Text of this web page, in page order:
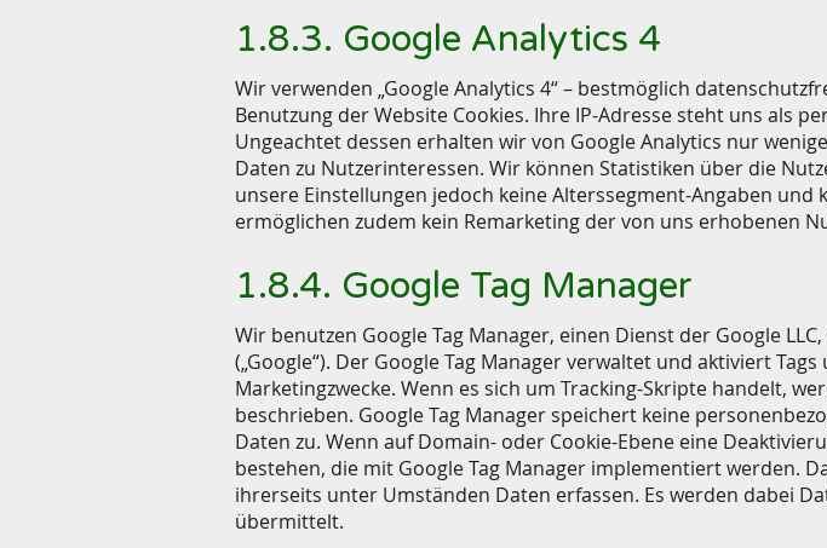
1.8.3. Google Analytics 4
Wir verwenden „Google Analytics 4“ – bestmöglich
Benutzung der Website Cookies. Ihre IP-Adresse steht uns als
Ungeachtet dessen erhalten wir von Google Analytics nur
Daten zu Nutzerinteressen. Wir können Statistiken über die
unsere Einstellungen jedoch keine Alterssegment-Angaben
ermöglichen zudem kein Remarketing der von uns erhobenen
1.8.4. Google Tag Manager
Wir benutzen Google Tag Manager, einen Dienst der Google
(„Google“). Der Google Tag Manager verwaltet und aktiviert
Marketingzwecke. Wenn es sich um Tracking-Skripte handelt,
beschrieben. Google Tag Manager speichert keine
Daten zu. Wenn auf Domain- oder Cookie-Ebene eine
bestehen, die mit Google Tag Manager implementiert werden.
ihrerseits unter Umständen Daten erfassen. Es werden dabei
übermittelt.